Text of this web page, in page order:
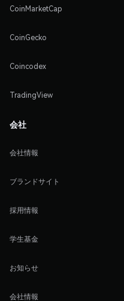
CoinMarketCap
CoinGecko
Coincodex
TradingView
会社
会社情報
ブランドサイト
採用情報
学生基金
お知らせ
会社情報